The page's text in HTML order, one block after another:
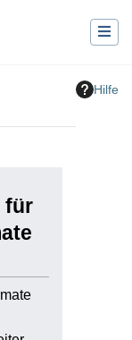
Hilfe
für